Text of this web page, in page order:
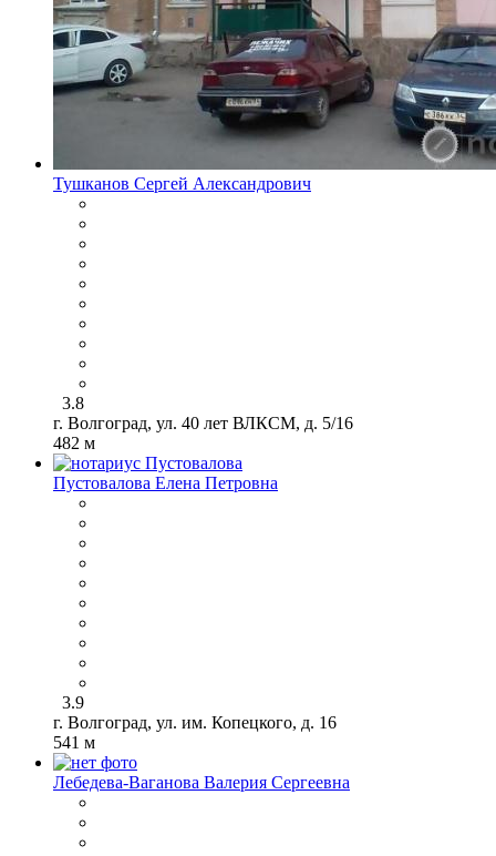
Тушканов Сергей Александрович
3.8
г. Волгоград, ул. 40 лет ВЛКСМ, д. 5/16
482 м
Пустовалова Елена Петровна
3.9
г. Волгоград, ул. им. Копецкого, д. 16
541 м
Лебедева-Ваганова Валерия Сергеевна